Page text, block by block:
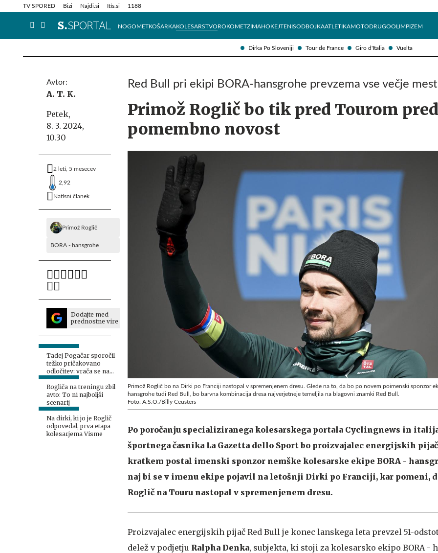
Dirka Po Sloveniji Tour de France Giro d'Italia Vuelta
TV SPORED Bizi Najdi.si Itis.si 1188
NOGOMETKOŠARKAKOLESARSTVOROKOMETZIMAHOKEJTENISODBOJKAATLETIKAMOTODRUGOOLIMPIZEM
Info in obvestila Tehnik
Avtor:
A. T. K.
Petek,
8. 3. 2024,
10.30
2 leti, 5 mesecev
2,92
Natisni članek
Primož Roglič
BORA - hansgrohe
Dodajte med
prednostne vire
Tadej Pogačar sporočil
težko pričakovano
odločitev: vrača se na
Vuelto!
Rogliča na treningu zbil
avto: To ni najboljši
scenarij
Na dirki, ki jo je Roglič
odpovedal, prva etapa
kolesarjema Visme
Red Bull pri ekipi BORA-hansgrohe prevzema vse večje
Primož Roglič bo tik pred Tourom
pomembno novost
Primož Roglič bo na Dirki po Franciji nastopal v spremenjenem dresu. Glede na to, da bo po novem poimenski sponzor
hansgrohe tudi Red Bull, bo barvna kombinacija dresa najverjetneje temeljila na blagovni znamki Red Bull.
Foto: A.S.O./Billy Ceusters
Po poročanju specializiranega kolesarskega portala Cyclingnews in
športnega časnika La Gazetta dello Sport bo proizvajalec energijskih
kratkem postal imenski sponzor nemške kolesarske ekipe BORA -
naj bi se v imenu ekipe pojavil na letošnji Dirki po Franciji, kar pomeni,
Roglič na Touru nastopal v spremenjenem dresu.
Proizvajalec energijskih pijač Red Bull je konec lanskega leta prevzel 51-
delež v podjetju Ralpha Denka, subjekta, ki stoji za kolesarsko ekipo BORA -